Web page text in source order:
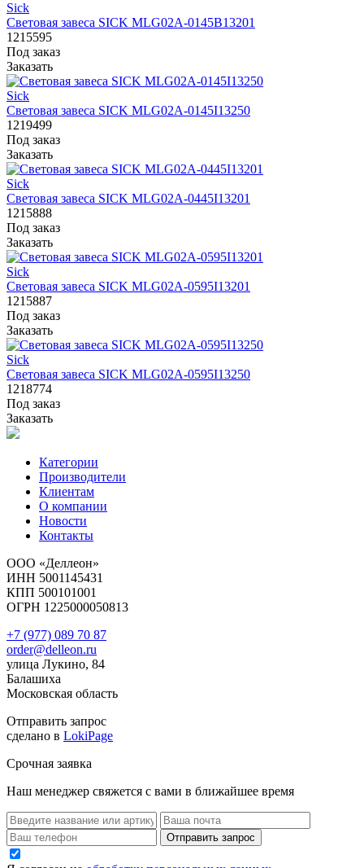
Sick
Световая завеса SICK MLG02A-0145B13201
1215595
Под заказ
Заказать
Sick
Световая завеса SICK MLG02A-0145I13250
1219499
Под заказ
Заказать
Sick
Световая завеса SICK MLG02A-0445I13201
1215888
Под заказ
Заказать
Sick
Световая завеса SICK MLG02A-0595I13201
1215887
Под заказ
Заказать
Sick
Световая завеса SICK MLG02A-0595I13250
1218774
Под заказ
Заказать
Категории
Производители
Клиентам
О компании
Новости
Контакты
ООО «Деллеон»
ИНН 5001145431
КПП 500101001
ОГРН 1225000050813
+7 (977) 089 70 87
order@delleon.ru
улица Лукино, 84
Балашиха
Московская область
Отправить запрос
сделано в LokiPage
Срочная заявка
Наш менеджер свяжется с вами в ближайшее время